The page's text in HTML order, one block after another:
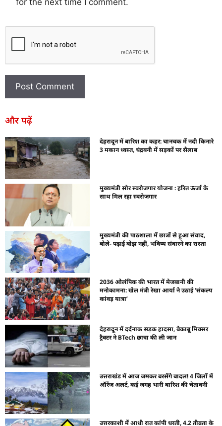
for the next time I comment.
और पढ़ें
देहरादून में बारिश का कहर: चानचक में नदी किनारे
3 मकान ध्वस्त, चंद्रबनी में सड़कों पर सैलाब
मुख्यमंत्री सौर स्वरोजगार योजना : हरित ऊर्जा के
साथ मिल रहा स्वरोजगार
मुख्यमंत्री की पाठशाला में छात्रों से हुआ संवाद,
बोले- पढ़ाई बोझ नहीं, भविष्य संवारने का रास्ता
2036 ओलंपिक की भारत में मेजबानी की
मनोकामना: खेल मंत्री रेखा आर्या ने उठाई ‘संकल्प
कांवड़ यात्रा’
देहरादून में दर्दनाक सड़क हादसा, बेकाबू मिक्सर
ट्रैक्टर ने BTech छात्रा की ली जान
उत्तराखंड में आज जमकर बरसेंगे बादल! 4 जिलों में
ऑरेंज अलर्ट, कई जगह भारी बारिश की चेतावनी
उत्तरकाशी में आधी रात कांपी धरती, 4.2 तीव्रता के